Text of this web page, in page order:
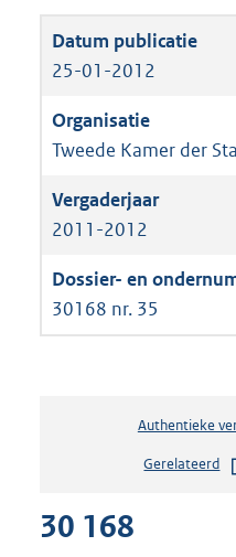
25-01-2012
Tweede Kamer der
2011-2012
30168 nr. 35
Authentieke
Gerelateerd
30 168